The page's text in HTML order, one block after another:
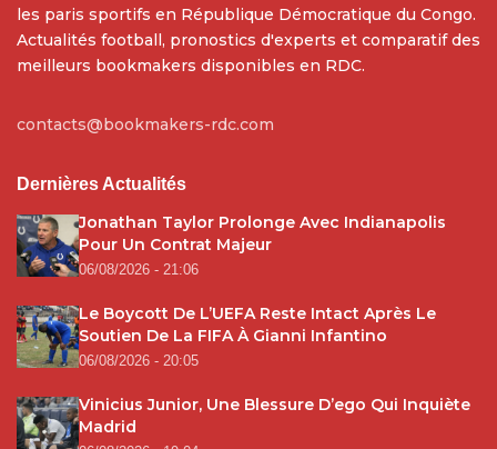
les paris sportifs en République Démocratique du Congo.
Actualités football, pronostics d'experts et comparatif des
meilleurs bookmakers disponibles en RDC.
contacts@bookmakers-rdc.com
Dernières Actualités
Jonathan Taylor Prolonge Avec Indianapolis
Pour Un Contrat Majeur
06/08/2026 - 21:06
Le Boycott De L’UEFA Reste Intact Après Le
Soutien De La FIFA À Gianni Infantino
06/08/2026 - 20:05
Vinicius Junior, Une Blessure D’ego Qui Inquiète
Madrid